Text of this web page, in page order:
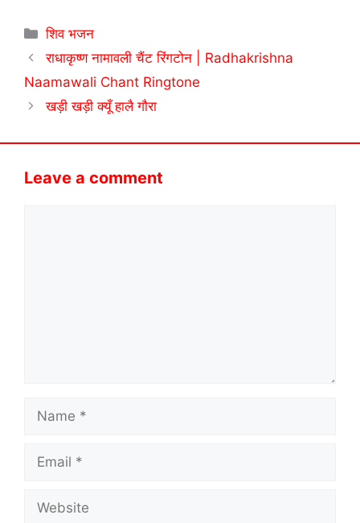
Categories
शिव भजन
राधाकृष्ण नामावली चैंट रिंगटोन | Radhakrishna
Naamawali Chant Ringtone
खड़ी खड़ी क्यूँ हालै गौरा
Leave a comment